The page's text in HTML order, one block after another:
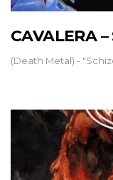
CAVALERA
(Death Metal) -